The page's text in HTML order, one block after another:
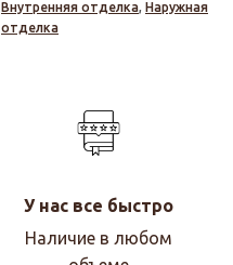
Внутренняя отделка, Наружная
отделка
У нас все быстро
Наличие в любом